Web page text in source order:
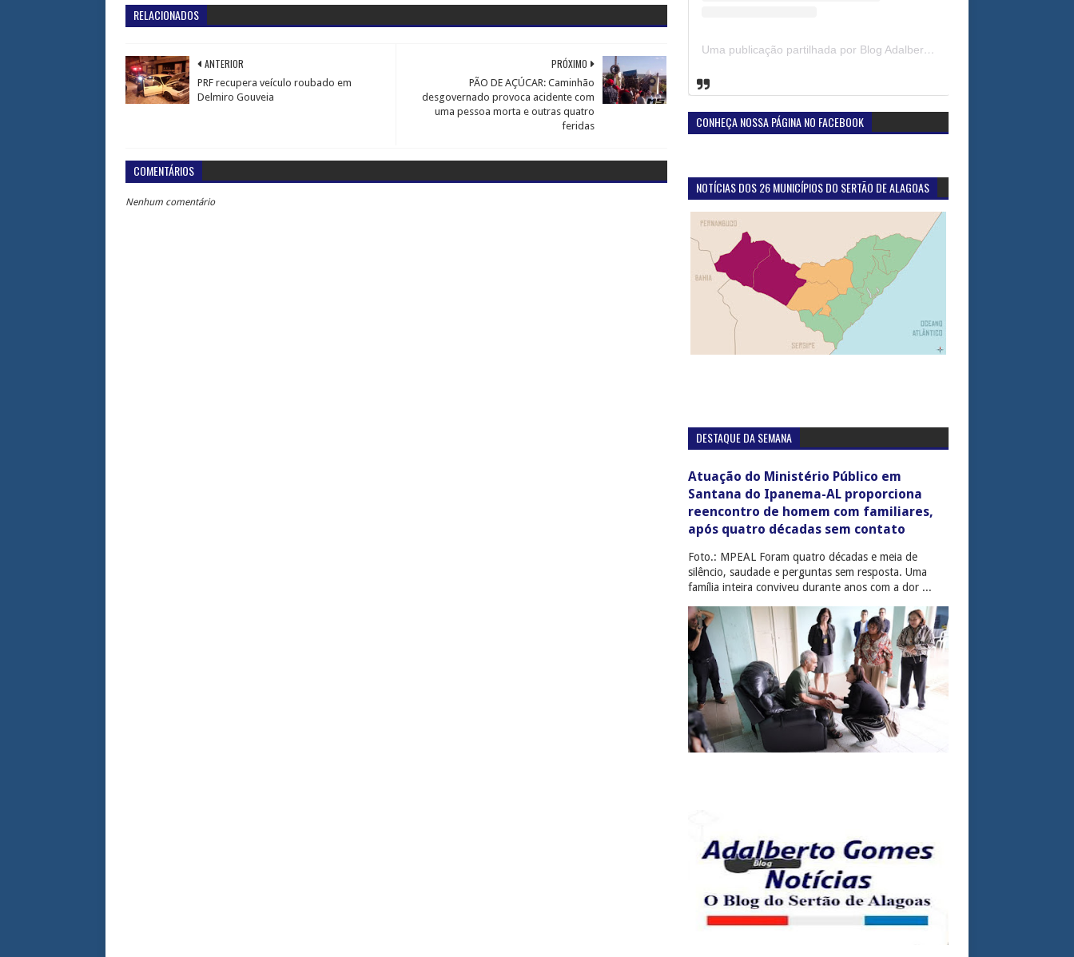
RELACIONADOS
PRÓXIMO
PÃO DE AÇÚCAR: Caminhão
desgovernado provoca acidente com
uma pessoa morta e outras quatro
feridas
ANTERIOR
PRF recupera veículo roubado em
Delmiro Gouveia
COMENTÁRIOS
Nenhum comentário
Uma publicação partilhada por Blog Adalberto Gomes Noticias (@blogadalbertogomesnoticiass)
CONHEÇA NOSSA PÁGINA NO FACEBOOK
NOTÍCIAS DOS 26 MUNICÍPIOS DO SERTÃO DE ALAGOAS
DESTAQUE DA SEMANA
Atuação do Ministério Público em
Santana do Ipanema-AL proporciona
reencontro de homem com familiares,
após quatro décadas sem contato
Foto.: MPEAL Foram quatro décadas e meia de
silêncio, saudade e perguntas sem resposta. Uma
família inteira conviveu durante anos com a dor ...